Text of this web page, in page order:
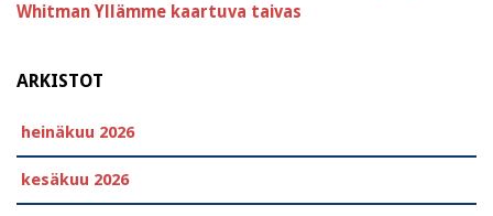
Whitman Yllämme kaartuva taivas
ARKISTOT
heinäkuu 2026
kesäkuu 2026